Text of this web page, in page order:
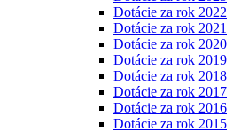
Dotácie za rok 2022
Dotácie za rok 2021
Dotácie za rok 2020
Dotácie za rok 2019
Dotácie za rok 2018
Dotácie za rok 2017
Dotácie za rok 2016
Dotácie za rok 2015